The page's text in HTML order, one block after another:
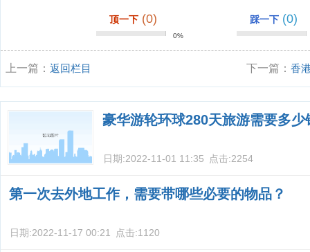
顶一下 (0)
0%
踩一下 (0)
上一篇： 返回栏目 下一篇：香
豪华游轮环球280天旅游需要多少
日期:2022-11-01 11:35 点击:2254
第一次去外地工作，需要带哪些必要的物品？
日期:2022-11-17 00:21 点击:1120